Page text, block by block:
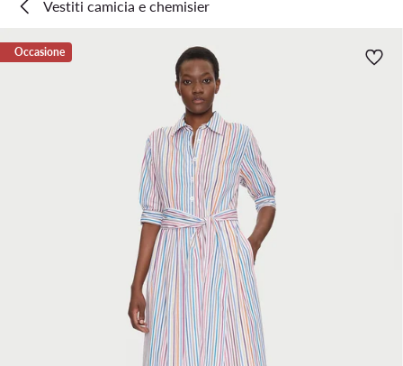
Vestiti camicia e chemisier
Occasione